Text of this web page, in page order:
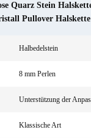
Quarz Stein
Pullover Halskette
Halbedelstein
8 mm Perlen
Unterstützung der
Klassische Art